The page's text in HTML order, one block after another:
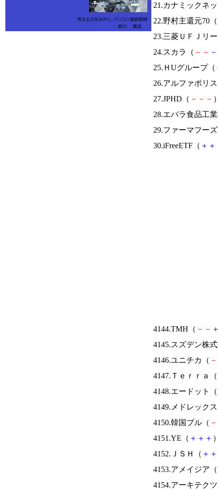
21.カナミックネ
22.野村主還元70（
23.三菱ＵＦＪリ
24.スカラ（ － － －
25.ＨUグループ（
26.アルファポリ
27.JPHD（ － － －
28.エバラ食品工
29.ファーマフー
30.iFreeETF（ ＋ ＋
4144.TMH（ － －
4145.スズデン株
4146.ユニチカ（ －
4147.Ｔｅｒｒａ（
4148.エードット（
4149.メドレック
4150.韓国ブル（ －
4151.YE（ ＋ ＋ ＋
4152.ＪＳＨ（ ＋ ＋
4153.アメイジア（
4154.アーキテク